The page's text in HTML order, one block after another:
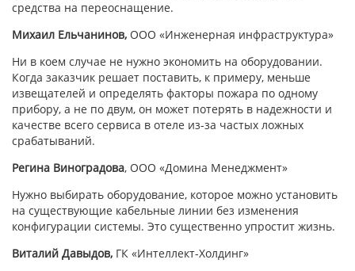
средства на переоснащение.
Михаил Ельчанинов, ООО «Инженерная инфраструктура»
Ни в коем случае не нужно экономить на оборудовании.
Когда заказчик решает поставить, к примеру, меньше
извещателей и определять факторы пожара по одному
прибору, а не по двум, он может потерять в надежности и
качестве всего сервиса в отеле из-за частых ложных
срабатываний.
Регина Виноградова, ООО «Домина Менеджмент»
Нужно выбирать оборудование, которое можно установить
на существующие кабельные линии без изменения
конфигурации системы. Это существенно упростит жизнь.
Виталий Давыдов, ГК «Интеллект-Холдинг»